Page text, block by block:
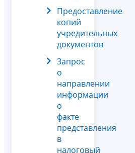
Предоставление
копий
учредительных
документов
Запрос
о
направлении
информации
о
факте
представления
в
налоговый